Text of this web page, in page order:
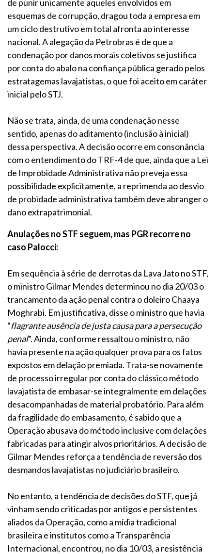
de punir unicamente aqueles envolvidos em
esquemas de corrupção, dragou toda a empresa em
um ciclo destrutivo em total afronta ao interesse
nacional. A alegação da Petrobras é de que a
condenação por danos morais coletivos se justifica
por conta do abalo na confiança pública gerado pelos
estratagemas lavajatistas, o que foi aceito em caráter
inicial pelo STJ.
Não se trata, ainda, de uma condenação nesse
sentido, apenas do aditamento (inclusão à inicial)
dessa perspectiva. A decisão ocorre em consonância
com o entendimento do TRF-4 de que, ainda que a Lei
de Improbidade Administrativa não preveja essa
possibilidade explicitamente, a reprimenda ao desvio
de probidade administrativa também deve abranger o
dano extrapatrimonial.
Anulações no STF seguem, mas PGR recorre no
caso Palocci:
Em sequência à série de derrotas da Lava Jato no STF,
o ministro Gilmar Mendes determinou no dia 20/03 o
trancamento da ação penal contra o doleiro Chaaya
Moghrabi. Em justificativa, disse o ministro que havia
“flagrante ausência de justa causa para a persecução
penal”. Ainda, conforme ressaltou o ministro, não
havia presente na ação qualquer prova para os fatos
expostos em delação premiada. Trata-se novamente
de processo irregular por conta do clássico método
lavajatista de embasar-se integralmente em delações
desacompanhadas de material probatório. Para além
da fragilidade do embasamento, é sabido que a
Operação abusava do método inclusive com delações
fabricadas para atingir alvos prioritários. A decisão de
Gilmar Mendes reforça a tendência de reversão dos
desmandos lavajatistas no judiciário brasileiro.
No entanto, a tendência de decisões do STF, que já
vinham sendo criticadas por antigos e persistentes
aliados da Operação, como a mídia tradicional
brasileira e institutos como a Transparência
Internacional, encontrou, no dia 10/03, a resistência